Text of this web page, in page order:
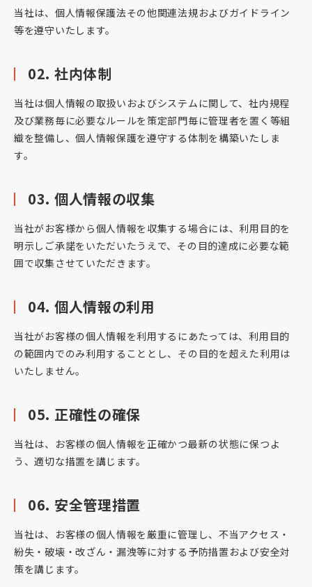
当社は、個人情報保護法その他関連法規およびガイドライン
等を遵守いたします。
02. 社内体制
当社は個人情報の取扱いおよびシステムに関して、社内規程
及び業務毎に必要なルールを策定部門毎に管理者を置く等組
織を整備し、個人情報保護を遵守する体制を構築いたしま
す。
03. 個人情報の収集
当社がお客様から個人情報を収集する場合には、利用目的を
明示しご承諾をいただいたうえで、その目的達成に必要な範
囲で収集させていただきます。
04. 個人情報の利用
当社がお客様の個人情報を利用するにあたっては、利用目的
の範囲内でのみ利用することとし、その目的を超えた利用は
いたしません。
05. 正確性の確保
当社は、お客様の個人情報を正確かつ最新の状態に保つよ
う、適切な措置を講じます。
06. 安全管理措置
当社は、お客様の個人情報を厳重に管理し、不当アクセス・
紛失・破壊・改ざん・漏洩等に対する予防措置および安全対
策を講じます。